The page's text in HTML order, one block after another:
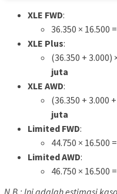
XLE FWD:
36.350 × 16.500 =
XLE Plus:
(36.350 + 3.000)
juta
XLE AWD:
(36.350 + 3.000
juta
Limited FWD:
44.750 × 16.500 =
Limited AWD:
46.750 × 16.500 =